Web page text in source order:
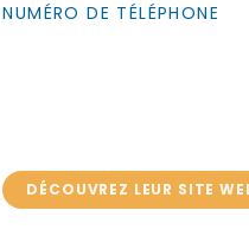
NUMÉRO DE TÉLÉPHONE
DÉCOUVREZ LEUR SITE